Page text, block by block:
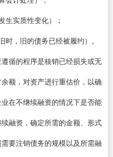
生实质性变化）；
，旧的债务已经被履约）。
循的程序是核销已经损失或无
额，对资产进行重估价，以确
在不继续融资的情况下是否能
融资，确定所需的金额、形式
要注销债务的规模以及所需融